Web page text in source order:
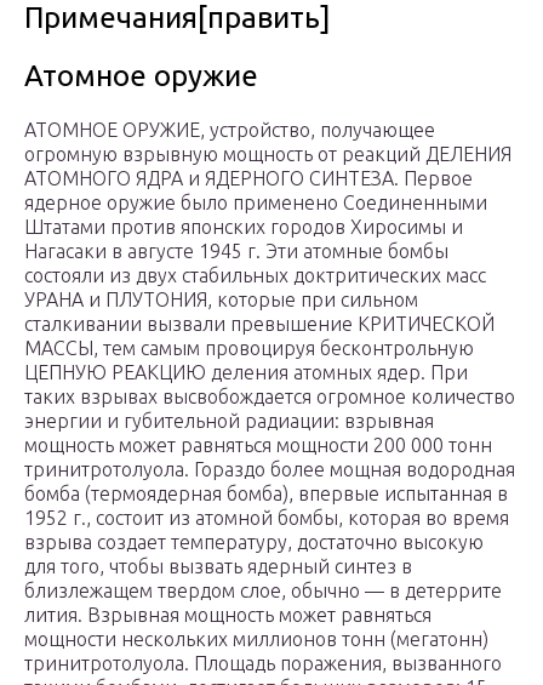
Примечания[править]
Атомное оружие
АТОМНОЕ ОРУЖИЕ, устройство, получающее
огромную взрывную мощность от реакций ДЕЛЕНИЯ
АТОМНОГО ЯДРА и ЯДЕРНОГО СИНТЕЗА. Первое
ядерное оружие было применено Соединенными
Штатами против японских городов Хиросимы и
Нагасаки в августе 1945 г. Эти атомные бомбы
состояли из двух стабильных доктритических масс
УРАНА и ПЛУТОНИЯ, которые при сильном
сталкивании вызвали превышение КРИТИЧЕСКОЙ
МАССЫ, тем самым провоцируя бесконтрольную
ЦЕПНУЮ РЕАКЦИЮ деления атомных ядер. При
таких взрывах высвобождается огромное количество
энергии и губительной радиации: взрывная
мощность может равняться мощности 200 000 тонн
тринитротолуола. Гораздо более мощная водородная
бомба (термоядерная бомба), впервые испытанная в
1952 г., состоит из атомной бомбы, которая во время
взрыва создает температуру, достаточно высокую
для того, чтобы вызвать ядерный синтез в
близлежащем твердом слое, обычно — в детеррите
лития. Взрывная мощность может равняться
мощности нескольких миллионов тонн (мегатонн)
тринитротолуола. Площадь поражения, вызванного